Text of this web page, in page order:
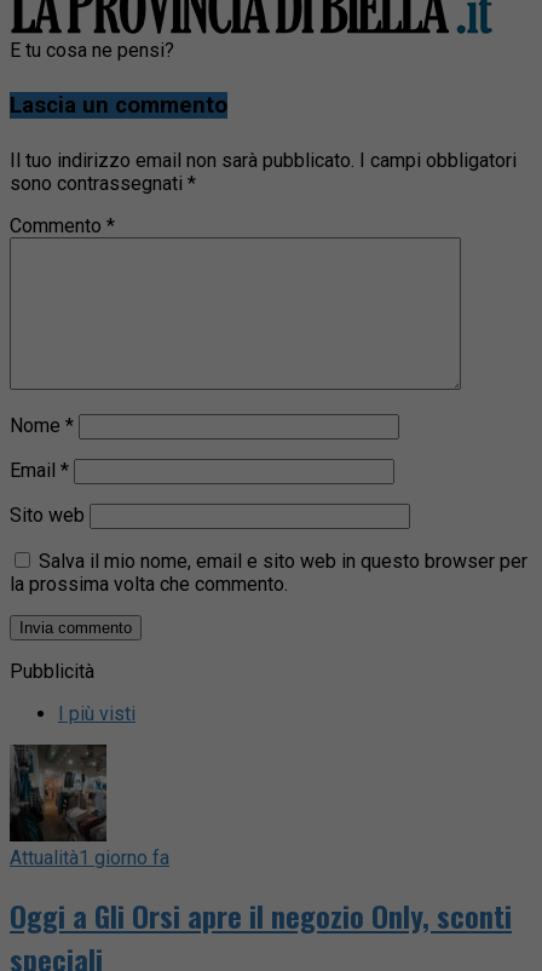
E tu cosa ne pensi?
Lascia un commento
Il tuo indirizzo email non sarà pubblicato. I campi obbligatori
sono contrassegnati *
Commento *
Nome *
Email *
Sito web
Salva il mio nome, email e sito web in questo browser per
la prossima volta che commento.
Pubblicità
I più visti
Attualità1 giorno fa
Oggi a Gli Orsi apre il negozio Only, sconti
speciali